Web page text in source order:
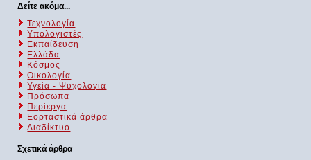
Δείτε ακόμα...
Τεχνολογία
Υπολογιστές
Εκπαίδευση
Ελλάδα
Κόσμος
Οικολογία
Υγεία - Ψυχολογία
Πρόσωπα
Περίεργα
Εορταστικά άρθρα
Διαδίκτυο
Σχετικά άρθρα